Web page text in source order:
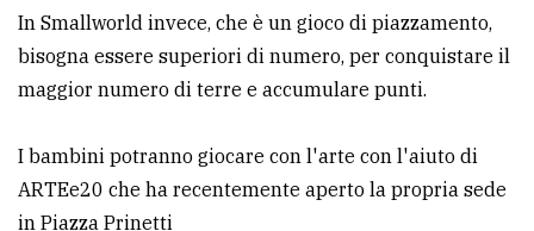
policy
Cookie
In Smallworld invece, che è un gioco di piazzamento,
bisogna essere superiori di numero, per conquistare il
maggior numero di terre e accumulare punti.
I bambini potranno giocare con l'arte con l'aiuto di
ARTEe20 che ha recentemente aperto la propria sede
in Piazza Prinetti